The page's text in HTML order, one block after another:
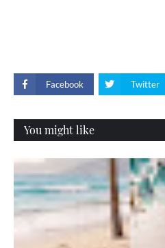
Facebook Twitter
You might like